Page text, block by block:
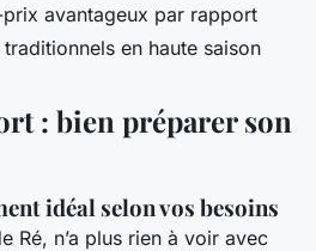
avantageux par rapport
en haute saison
: bien préparer son
idéal selon vos besoins
Ré, n’a plus rien à voir avec